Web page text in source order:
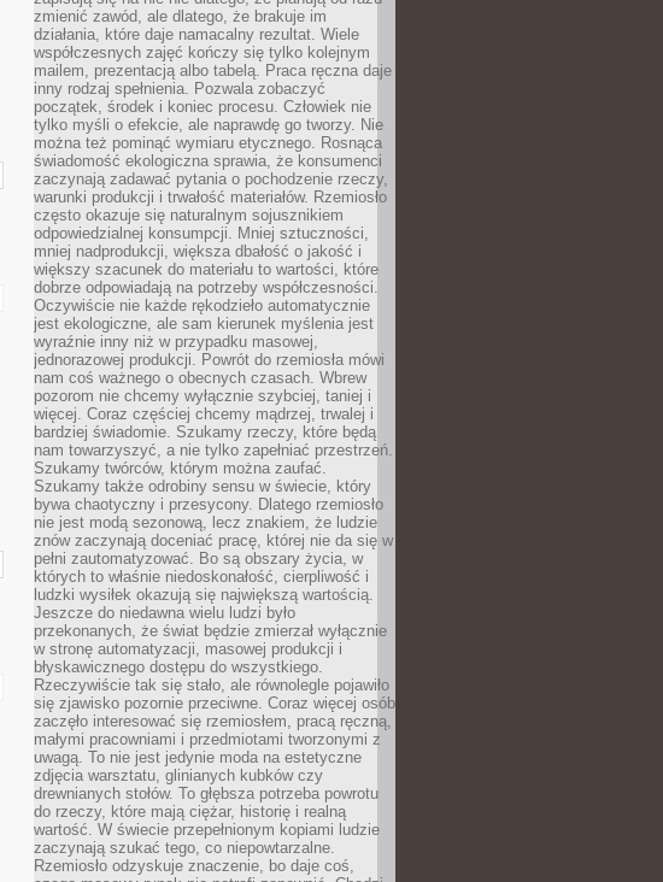
zmienić zawód, ale dlatego, że brakuje im
działania, które daje namacalny rezultat. Wiele
współczesnych zajęć kończy się tylko kolejnym
mailem, prezentacją albo tabelą. Praca ręczna daje
inny rodzaj spełnienia. Pozwala zobaczyć
początek, środek i koniec procesu. Człowiek nie
tylko myśli o efekcie, ale naprawdę go tworzy. Nie
można też pominąć wymiaru etycznego. Rosnąca
świadomość ekologiczna sprawia, że konsumenci
zaczynają zadawać pytania o pochodzenie rzeczy,
warunki produkcji i trwałość materiałów. Rzemiosło
często okazuje się naturalnym sojusznikiem
odpowiedzialnej konsumpcji. Mniej sztuczności,
mniej nadprodukcji, większa dbałość o jakość i
większy szacunek do materiału to wartości, które
dobrze odpowiadają na potrzeby współczesności.
Oczywiście nie każde rękodzieło automatycznie
jest ekologiczne, ale sam kierunek myślenia jest
wyraźnie inny niż w przypadku masowej,
jednorazowej produkcji. Powrót do rzemiosła mówi
nam coś ważnego o obecnych czasach. Wbrew
pozorom nie chcemy wyłącznie szybciej, taniej i
więcej. Coraz częściej chcemy mądrzej, trwalej i
bardziej świadomie. Szukamy rzeczy, które będą
nam towarzyszyć, a nie tylko zapełniać przestrzeń.
Szukamy twórców, którym można zaufać.
Szukamy także odrobiny sensu w świecie, który
bywa chaotyczny i przesycony. Dlatego rzemiosło
nie jest modą sezonową, lecz znakiem, że ludzie
znów zaczynają doceniać pracę, której nie da się w
pełni zautomatyzować. Bo są obszary życia, w
których to właśnie niedoskonałość, cierpliwość i
ludzki wysiłek okazują się największą wartością.
Jeszcze do niedawna wielu ludzi było
przekonanych, że świat będzie zmierzał wyłącznie
w stronę automatyzacji, masowej produkcji i
błyskawicznego dostępu do wszystkiego.
Rzeczywiście tak się stało, ale równolegle pojawiło
się zjawisko pozornie przeciwne. Coraz więcej osób
zaczęło interesować się rzemiosłem, pracą ręczną,
małymi pracowniami i przedmiotami tworzonymi z
uwagą. To nie jest jedynie moda na estetyczne
zdjęcia warsztatu, glinianych kubków czy
drewnianych stołów. To głębsza potrzeba powrotu
do rzeczy, które mają ciężar, historię i realną
wartość. W świecie przepełnionym kopiami ludzie
zaczynają szukać tego, co niepowtarzalne.
Rzemiosło odzyskuje znaczenie, bo daje coś,